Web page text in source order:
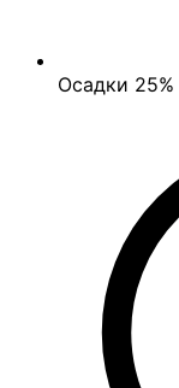
Осадки 25%